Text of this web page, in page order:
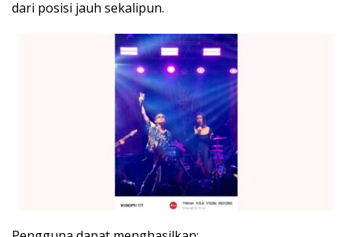
dari posisi jauh sekalipun.